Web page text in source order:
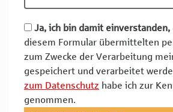
Ja, ich bin damit einverstanden,
diesem Formular übermittelten
zum Zwecke der Verarbeitung
gespeichert und verarbeitet
zum Datenschutz habe ich zur
genommen.